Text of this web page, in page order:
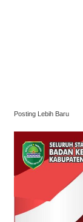
Posting Lebih Baru